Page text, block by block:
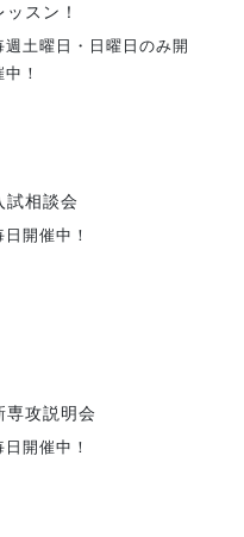
ッスン！
週土曜日・日曜日のみ開
中！
試相談会
日開催中！
専攻説明会
日開催中！